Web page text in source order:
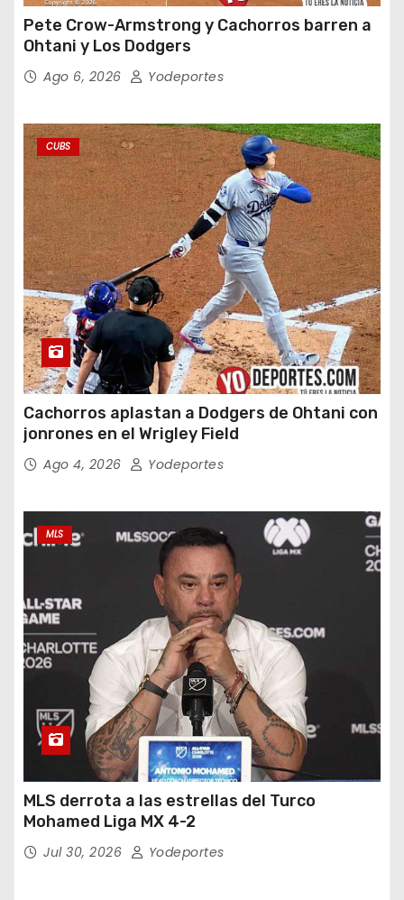
Pete Crow-Armstrong y Cachorros barren a
Ohtani y Los Dodgers
Ago 6, 2026 Yodeportes
CUBS
Cachorros aplastan a Dodgers de Ohtani con
jonrones en el Wrigley Field
Ago 4, 2026 Yodeportes
MLS
MLS derrota a las estrellas del Turco
Mohamed Liga MX 4-2
Jul 30, 2026 Yodeportes